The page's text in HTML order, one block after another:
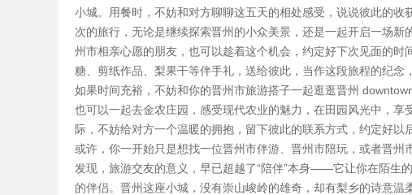
小城。用餐时，不妨和对方聊聊这五天的相处感受，说说彼此的
次的旅行，无论是继续探索晋州的小众美景，还是一起开启一场
州市相亲心愿的朋友，也可以趁着这个机会，约定好下次见面的
糖、剪纸作品、梨果干等伴手礼，送给彼此，当作这段旅程的纪念
如果时间充裕，不妨和你的晋州市旅游搭子一起逛逛晋州
也可以一起去金农庄园，感受现代农业的魅力，在田园风光中，
际，不妨给对方一个温暖的拥抱，留下彼此的联系方式，约定好
或许，你一开始只是想找一位晋州市伴游、晋州市陪玩，或者晋
发现，旅游交友的意义，早已超越了“陪伴”本身——它让你在陌生
的伴侣。晋州这座小城，没有崇山峻岭的雄奇，却有梨乡的诗意